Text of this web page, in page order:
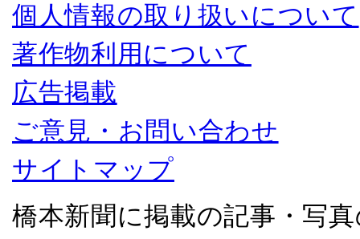
個人情報の取り扱いについて
著作物利用について
広告掲載
ご意見・お問い合わせ
サイトマップ
橋本新聞に掲載の記事・写